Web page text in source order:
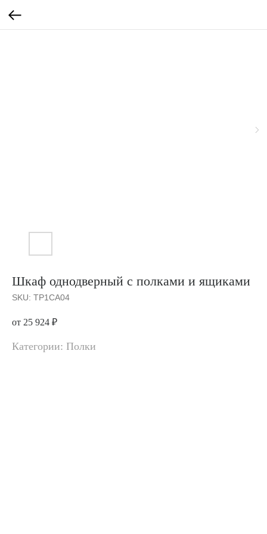
Шкаф однодверный с полками и ящиками
SKU: TP1CA04
от 25 924 ₽
Категории: Полки